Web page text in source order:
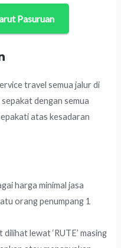
Pasuruan
travel semua jalur di
dengan semua
atas kesadaran
harga minimal jasa
orang penumpang 1
lewat ‘RUTE’ masing